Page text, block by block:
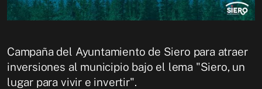
Campaña del Ayuntamiento de Siero para atraer
inversiones al municipio bajo el lema "Siero, un
lugar para vivir e invertir".